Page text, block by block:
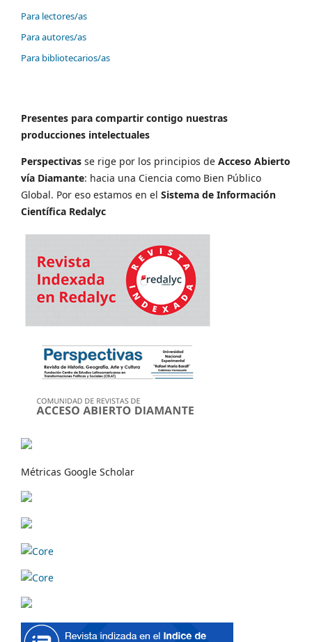
Para lectores/as
Para autores/as
Para bibliotecarios/as
Presentes para compartir contigo nuestras
producciones intelectuales
Perspectivas se rige por los principios de Acceso Abierto
vía Diamante: hacia una Ciencia como Bien Público
Global. Por eso estamos en el Sistema de Información
Científica Redalyc
Métricas Google Scholar